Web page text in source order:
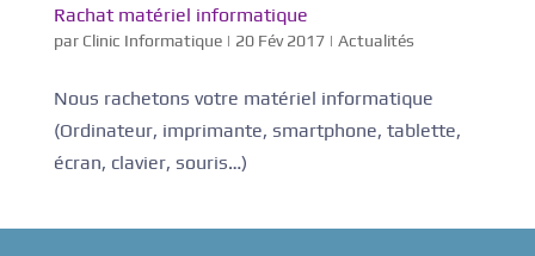
Rachat matériel informatique
par Clinic Informatique| 20 Fév 2017| Actualités
Nous rachetons votre matériel informatique
(Ordinateur, imprimante, smartphone, tablette,
écran, clavier, souris…)